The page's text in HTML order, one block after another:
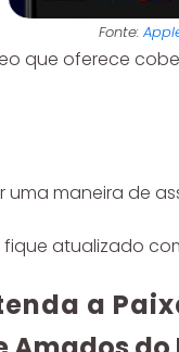
Fonte:
que oferece
maneira de
atualizado
a